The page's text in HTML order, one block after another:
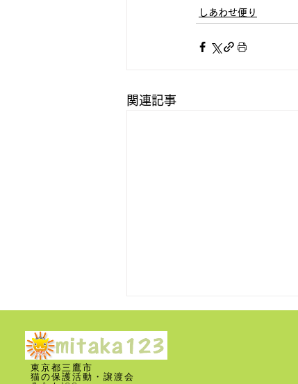
しあわせ便り
関連記事
東京都三鷹市
​猫の保護活動・譲渡会